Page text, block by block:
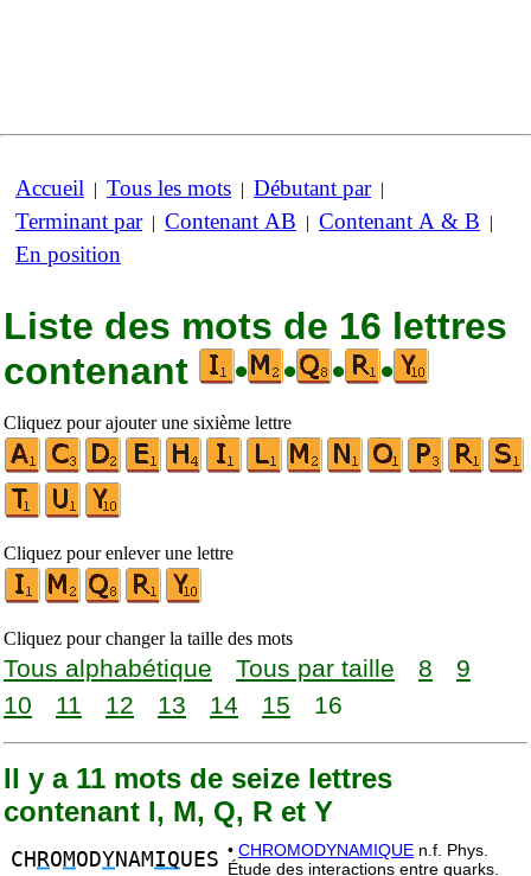
Accueil | Tous les mots | Débutant par|
Terminant par| Contenant AB | Contenant A & B |
En position
Liste des mots de 16 lettres
contenant
• • • •
Cliquez pour ajouter une sixième lettre
Cliquez pour enlever une lettre
Cliquez pour changer la taille des mots
Tous alphabétique Tous par taille 8
9
10
11 12 13 14 15 16
Il y a 11 mots de seize lettres
contenant I, M, Q, R et Y
CH ROMODYNAMIQUES • CHROMODYNAMIQUE n.f. Phys.
Étude des interactions entre quarks.